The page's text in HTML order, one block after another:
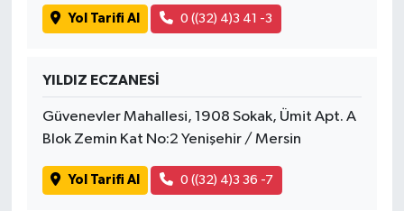
Yol Tarifi Al 0 ((32) 4)3 41 -3
YILDIZ ECZANESİ
Güvenevler Mahallesi, 1908 Sokak, Ümit Apt. A
Blok Zemin Kat No:2 Yenişehir / Mersin
Yol Tarifi Al 0 ((32) 4)3 36 -7